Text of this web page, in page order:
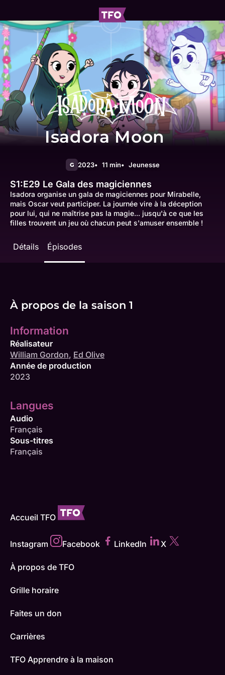
Isadora Moon
G 2023 11 min Jeunesse
S1:E29 Le Gala des magiciennes
Isadora organise un gala de magiciennes pour Mirabelle,
mais Oscar veut participer. La journée vire à la déception
pour lui, qui ne maîtrise pas la magie... jusqu'à ce que les
filles trouvent un jeu où chacun peut s'amuser ensemble !
Détails Épisodes
À propos de la saison 1
Information
Réalisateur
William Gordon, Ed Olive
Année de production
2023
Langues
Audio
Français
Sous-titres
Français
Accueil TFO
Instagram Facebook LinkedIn X
À propos de TFO
Grille horaire
Faites un don
Carrières
TFO Apprendre à la maison